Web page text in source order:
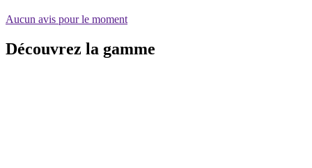
Aucun avis pour le moment
Découvrez la gamme